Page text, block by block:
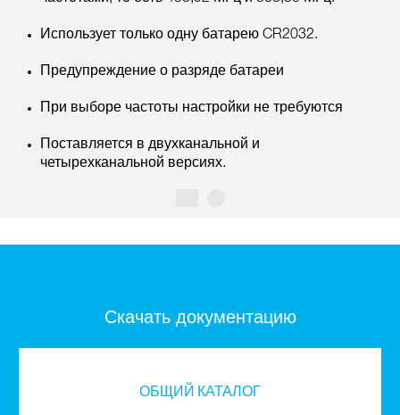
Использует только одну батарею CR2032.
Предупреждение о разряде батареи
При выборе частоты настройки не требуются
Поставляется в двухканальной и
четырехканальной версиях.
Скачать документацию
ОБЩИЙ КАТАЛОГ